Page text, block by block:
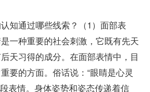
通过哪些线索？（1）面部表
一种重要的社会刺激，它既有先天
天习得的成分。在面部表情中，目
要的方面。俗话说：“眼睛是心灵
表情。身体姿势和姿态传递着信